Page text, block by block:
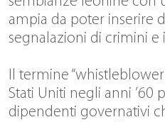
ampia da poter inserire
segnalazioni di crimini e
Il termine
Stati Uniti negli anni ’60
dipendenti governativi